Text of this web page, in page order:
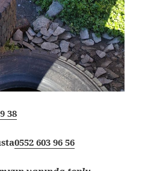
38
0552 603 96 56